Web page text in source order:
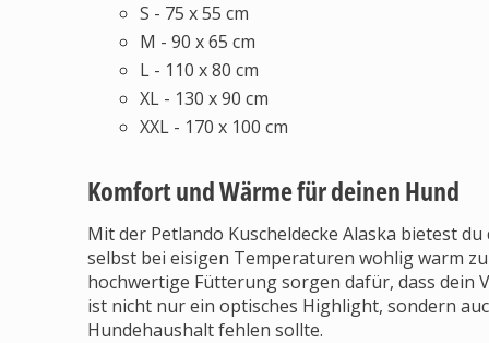
S - 75 x 55 cm
M - 90 x 65 cm
L - 110 x 80 cm
XL - 130 x 90 cm
XXL - 170 x 100 cm
Komfort und Wärme für deinen Hund
Mit der Petlando Kuscheldecke Alaska bietest
selbst bei eisigen Temperaturen wohlig warm
hochwertige Fütterung sorgen dafür, dass dein
ist nicht nur ein optisches Highlight, sondern
Hundehaushalt fehlen sollte.